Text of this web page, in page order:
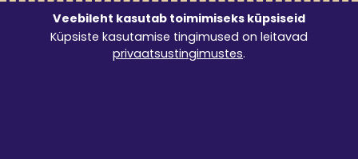
Lubatud rendiperiood: vähemalt 1 ööpäev
Veebileht kasutab toimimiseks küpsiseid
Küpsiste kasutamise tingimused on leitavad
privaatsustingimustes.